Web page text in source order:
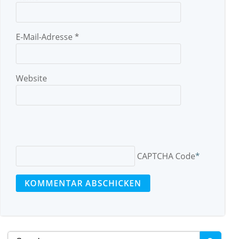
E-Mail-Adresse *
Website
CAPTCHA Code*
Search